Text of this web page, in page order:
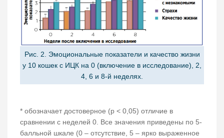
Рис. 2. Эмоциональные показатели и качество жизни
у 10 кошек с ИЦК на 0 (включение в исследование), 2,
4, 6 и 8-й неделях.
* обозначает достоверное (p < 0,05) отличие в
сравнении с неделей 0. Все значения приведены по 5-
балльной шкале (0 – отсутствие, 5 – ярко выраженное